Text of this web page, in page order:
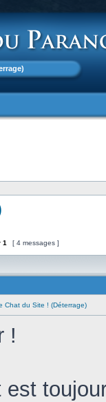
1 [ 4 messages ]
Chat du Site ! (Déterrage)
!
est